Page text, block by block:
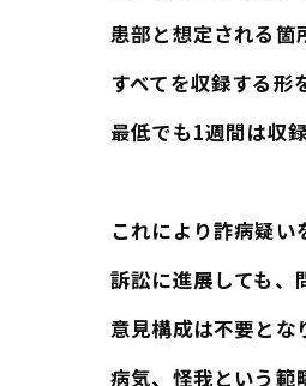
患部と想定される箇
すべてを収録する形
最低でも1週間は収
これにより詐病疑い
訴訟に進展しても、
意見構成は不要とな
病気、怪我という範